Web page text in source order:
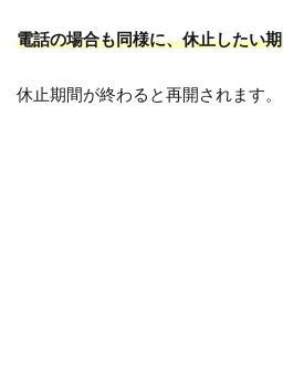
電話の場合も同様に、休止したい
休止期間が終わると再開されます。